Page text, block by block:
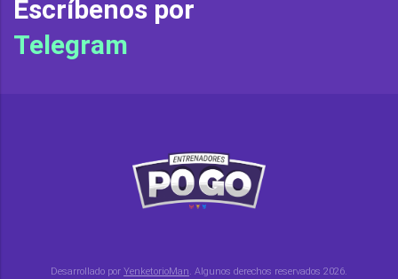
Escríbenos por
Telegram
Desarrollado por YenketorioMan. Algunos derechos reservados 2026.